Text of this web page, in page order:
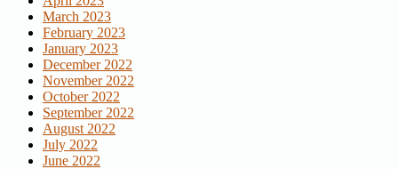
March 2023
February 2023
January 2023
December 2022
November 2022
October 2022
September 2022
August 2022
July 2022
June 2022